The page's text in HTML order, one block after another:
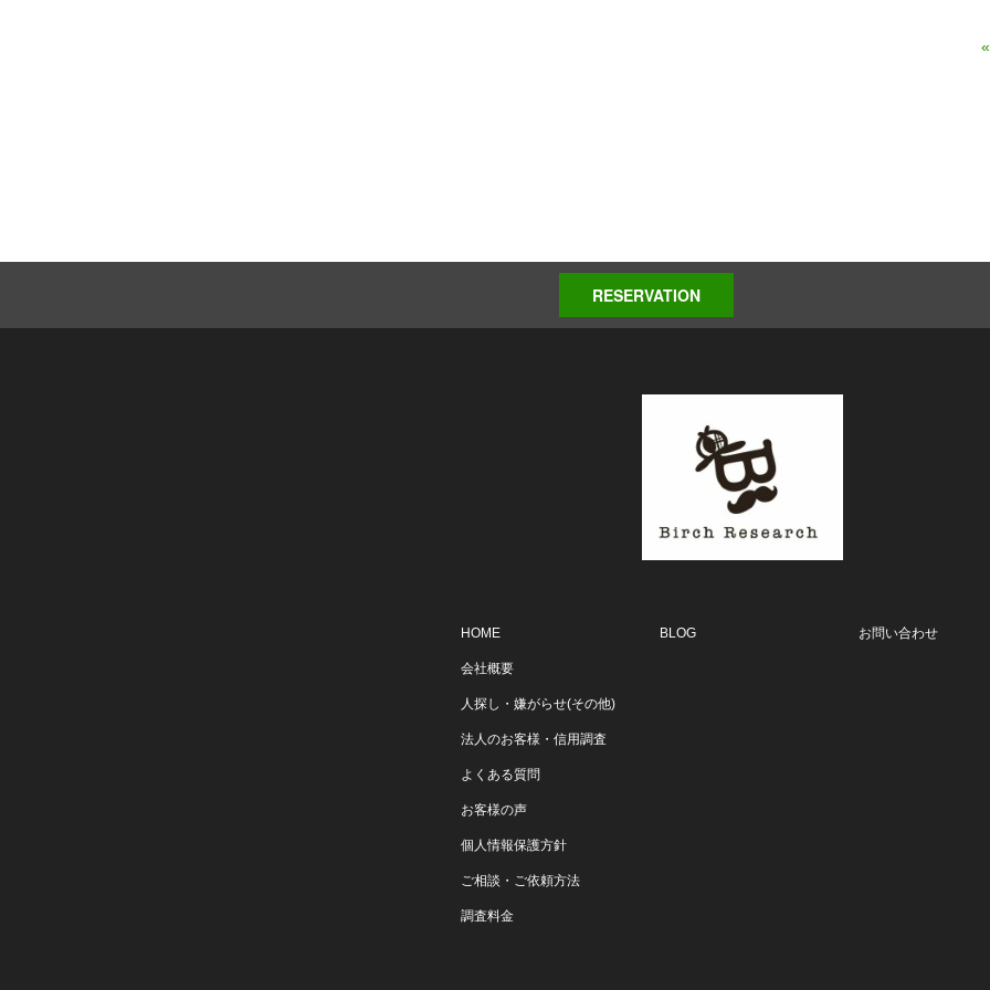
RESERVATION
HOME
会社概要
人探し・嫌がらせ(その他)
法人のお客様・信用調査
よくある質問
お客様の声
個人情報保護方針
ご相談・ご依頼方法
調査料金
BLOG お問い合わせ